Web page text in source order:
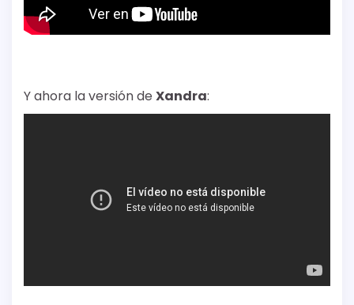
Y ahora la versión de Xandra: